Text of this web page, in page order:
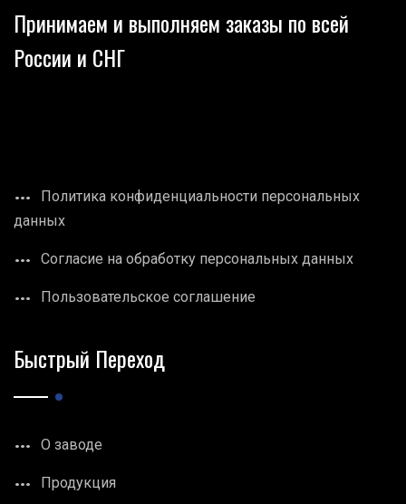
Принимаем и выполняем заказы по всей
России и СНГ
Политика конфиденциальности персональных
данных
Согласие на обработку персональных данных
Пользовательское соглашение
Быстрый Переход
О заводе
Продукция